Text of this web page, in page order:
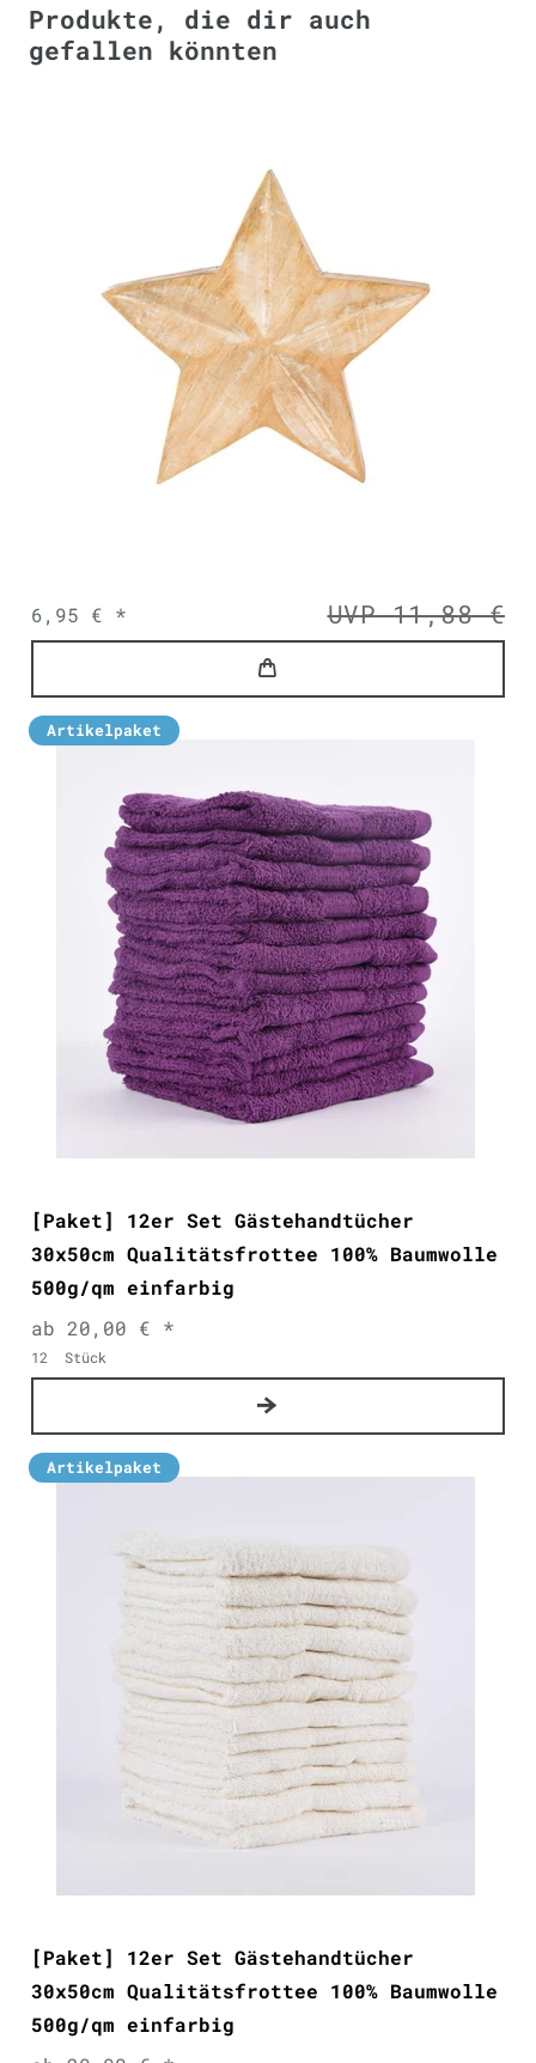
Produkte, die dir auch
gefallen könnten
UVP 11,88 €
6,95 € *
Artikelpaket
[Paket] 12er Set Gästehandtücher
30x50cm Qualitätsfrottee 100% Baumwolle
500g/qm einfarbig
ab 20,00 € *
12 Stück
Artikelpaket
[Paket] 12er Set Gästehandtücher
30x50cm Qualitätsfrottee 100% Baumwolle
500g/qm einfarbig